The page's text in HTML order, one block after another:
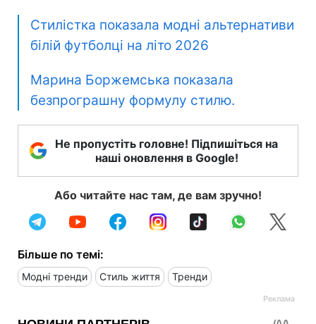
Стилістка показала модні альтернативи
білій футболці на літо 2026
Марина Боржемська показала
безпрограшну формулу стилю.
Не пропустіть головне! Підпишіться на
наші оновлення в Google!
Або читайте нас там, де вам зручно!
Більше по темі:
Модні тренди Стиль життя Тренди